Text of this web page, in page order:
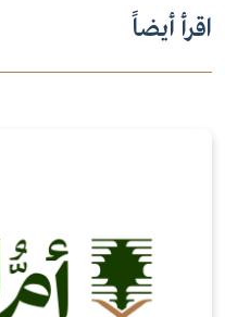
اقرأ أيضاً